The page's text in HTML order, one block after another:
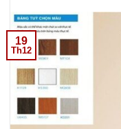
19
Th12